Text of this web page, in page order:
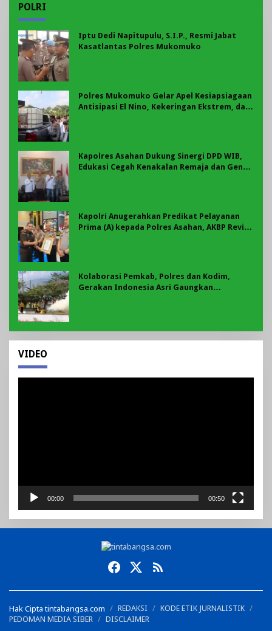
POLRI
Iptu Dedi Napitupulu, S.I.P., Resmi Jabat
Kasatlantas Polres Mukomuko
Polres Mukomuko Gelar Apel Kesiapsiagaan
Antisipasi El Nino, Kekeringan Ekstrem, dan
Kapolres Asahan Dukung Sinergi DPD WIB,
Edukasi Cegah Kenakalan Remaja dan Geng
Kapolri Anugerahkan Predikat Pelayanan
Prima (A) kepada Polres Asahan, AKBP Revi
Kolaborasi Pemkab, Polres dan Kodim,
Gerakan Indonesia Asri Gaungkan
VIDEO
00:00 00:50
Hak Cipta tintabangsa.com REDAKSI
KODE ETIK JURNALISTIK
PEDOMAN MEDIA SIBER
DISCLAIMER